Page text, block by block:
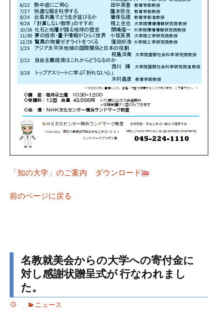
「知の大学」のご案内 ダウンロード
前のページに戻る
名教就美会からの大学への寄付金に
対し感謝状贈呈式が 行なわれまし
た。
ニュース